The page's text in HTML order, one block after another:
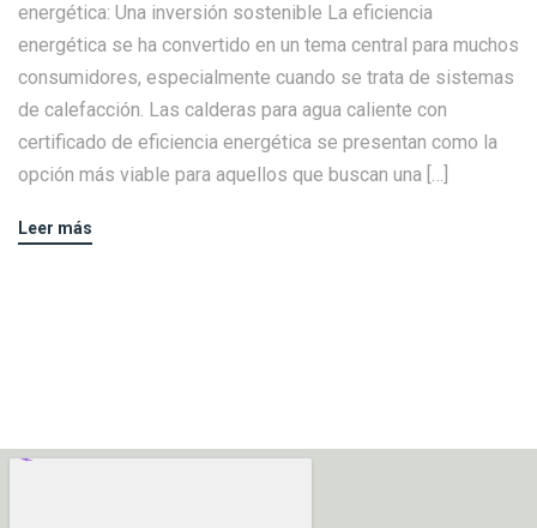
energética: Una inversión sostenible La eficiencia
energética se ha convertido en un tema central para muchos
consumidores, especialmente cuando se trata de sistemas
de calefacción. Las calderas para agua caliente con
certificado de eficiencia energética se presentan como la
opción más viable para aquellos que buscan una […]
Leer más